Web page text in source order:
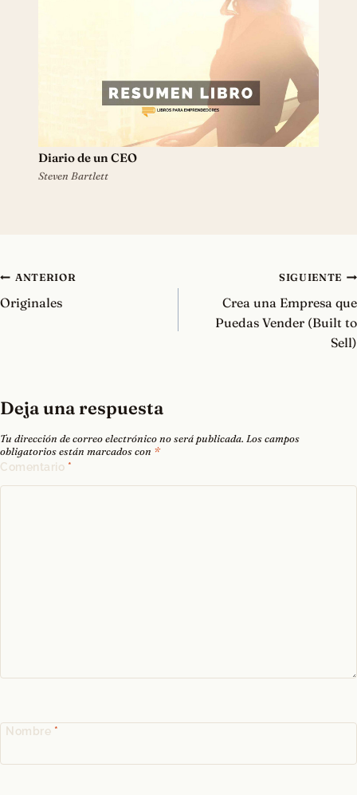
Diario de un CEO
Steven Bartlett
Navegación
de
ANTERIOR
Originales
SIGUIENTE
Crea una Empresa que
Puedas Vender (Built to
Sell)
Deja una respuesta
Tu dirección de correo electrónico no será publicada. Los campos
obligatorios están marcados con *
Comentario *
Nombre *